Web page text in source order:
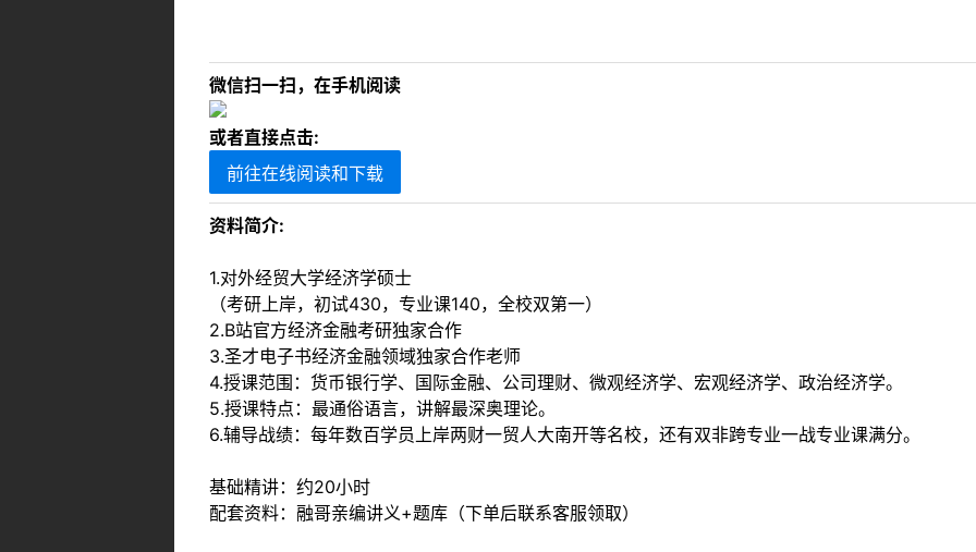
微信扫一扫，在手机阅读
或者直接点击:
前往在线阅读和下载
资料简介:
1.对外经贸大学经济学硕士
（考研上岸，初试430，专业课140，全校双第一）
2.B站官方经济金融考研独家合作
3.圣才电子书经济金融领域独家合作老师
4.授课范围：货币银行学、国际金融、公司理财、微观经济学、宏观经济学、政治经济学。
5.授课特点：最通俗语言，讲解最深奥理论。
6.辅导战绩：每年数百学员上岸两财一贸人大南开等名校，还有双非跨专业一战专业课满分。
基础精讲：约20小时
配套资料：融哥亲编讲义+题库（下单后联系客服领取）